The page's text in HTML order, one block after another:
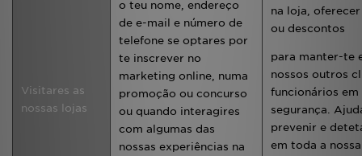
Visitares as
nossas lojas
o teu nome, endereço
de e-mail e número de
telefone se optares por
te inscrever no
marketing online, numa
promoção ou concurso
ou quando interagires
com algumas das
nossas experiências na
na loja,
ou descontos
para manter-te
nossos outros
funcionários em
segurança.
prevenir e
em toda a